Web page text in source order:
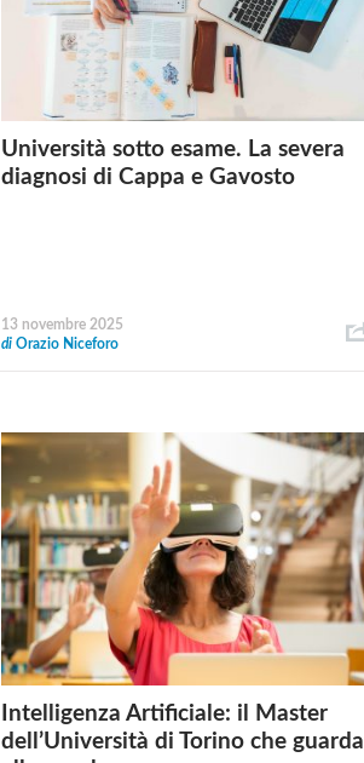
Università sotto esame. La severa
diagnosi di Cappa e Gavosto
13 novembre 2025
diOrazio Niceforo
Intelligenza Artificiale: il Master
dell’Università di Torino che guarda